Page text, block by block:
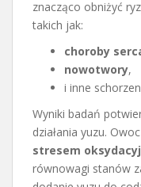
znacząco obniżyć
takich jak:
choroby
nowotwory,
i inne
Wyniki badań
działania yuzu.
stresem
równowagi stanów